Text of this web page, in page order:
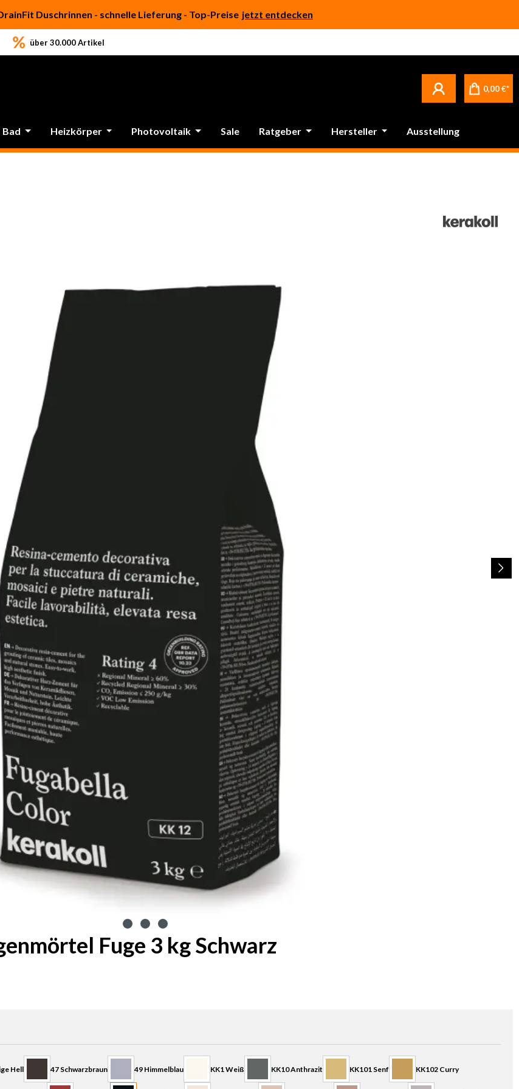
Duschrinnen - schnelle Lieferung - Top-Preise jetzt entdecken
über 30.000 Artikel
0,00 €*
Bad Heizkörper Photovoltaik Sale Ratgeber Hersteller Ausstellung
Fuge 3 kg Schwarz
Hell 47 Schwarzbraun 49 Himmelblau KK1 Weiß KK10 Anthrazit KK101 Senf KK102 Curry